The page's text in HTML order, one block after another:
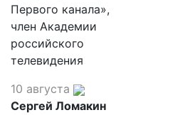
Первого канала»,
член Академии
российского
телевидения
10 августа
Сергей Ломакин